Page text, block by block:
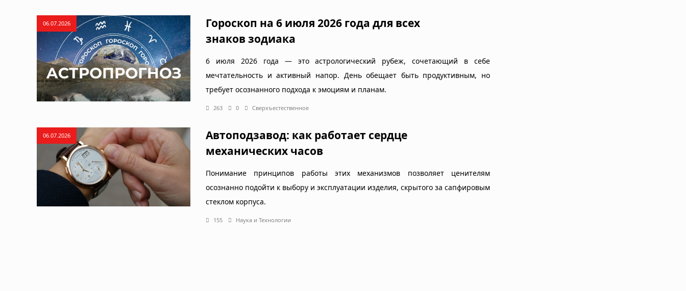
06.07.2026
Гороскоп на 6 июля 2026 года для всех
знаков зодиака
6 июля 2026 года — это астрологический рубеж, сочетающий в себе
мечтательность и активный напор. День обещает быть продуктивным, но
требует осознанного подхода к эмоциям и планам.
263 0 Сверхъестественное
06.07.2026
Автоподзавод: как работает сердце
механических часов
Понимание принципов работы этих механизмов позволяет ценителям
осознанно подойти к выбору и эксплуатации изделия, скрытого за сапфировым
стеклом корпуса.
155 Наука и Технологии